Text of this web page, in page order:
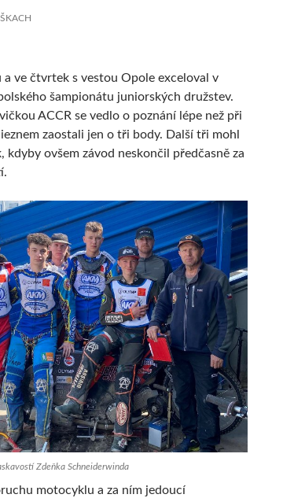
a ve čtvrtek s vestou Opole exceloval v
šampionátu juniorských družstev.
ACCR se vedlo o poznání lépe než při
zaostali jen o tři body. Další tři mohl
kdyby ovšem závod neskončil předčasně za
Zdeňka Schneiderwinda
motocyklu a za ním jedoucí